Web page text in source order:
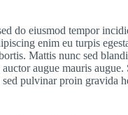
do eiusmod tempor
enim eu turpis
Mattis nunc sed
augue mauris
pulvinar proin gravida